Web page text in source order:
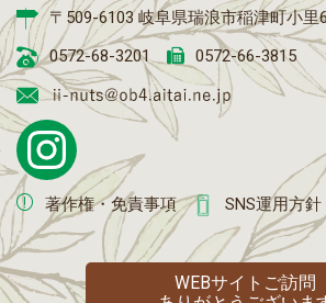
〒509-6103 岐阜県瑞浪市稲津町小
0572-68-3201
0572-66-3815
著作権・免責事項 SNS運用方針
WEBサイトご訪問